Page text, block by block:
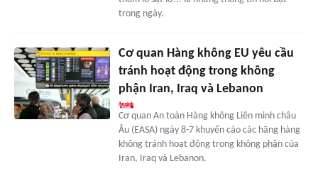
trong ngày.
Cơ quan Hàng không EU yêu cầu
tránh hoạt động trong không
phận Iran, Iraq và Lebanon
Cơ quan An toàn Hàng không Liên minh châu
Âu (EASA) ngày 8-7 khuyến cáo các hãng hàng
không tránh hoạt động trong không phận của
Iran, Iraq và Lebanon.